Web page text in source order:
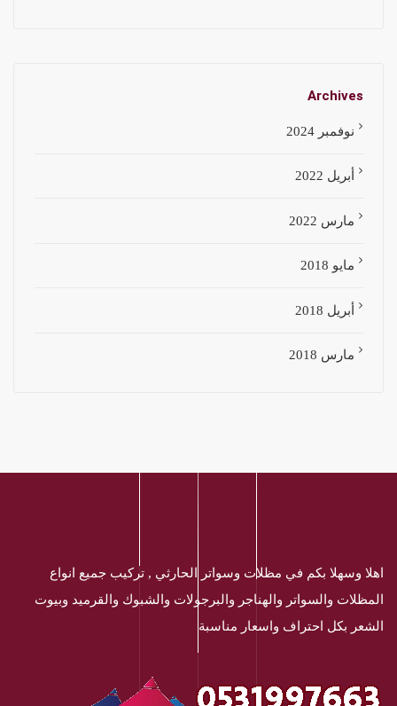
Archives
نوفمبر 2024
أبريل 2022
مارس 2022
مايو 2018
أبريل 2018
مارس 2018
اهلا وسهلا بكم في مظلات وسواتر الحارثي , تركيب جميع انواع
المظلات والسواتر والهناجر والبرجولات والشبوك والقرميد وبيوت
الشعر بكل احتراف واسعار مناسبة